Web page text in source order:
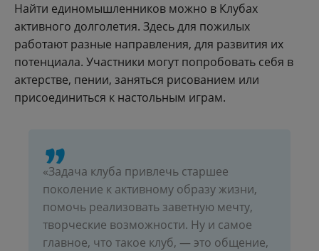
Найти единомышленников можно в Клубах
активного долголетия. Здесь для пожилых
работают разные направления, для развития их
потенциала. Участники могут попробовать себя в
актерстве, пении, заняться рисованием или
присоединиться к настольным играм.
«Задача клуба привлечь старшее
поколение к активному образу жизни,
помочь реализовать заветную мечту,
творческие возможности. Ну и самое
главное, что такое клуб, — это общение,